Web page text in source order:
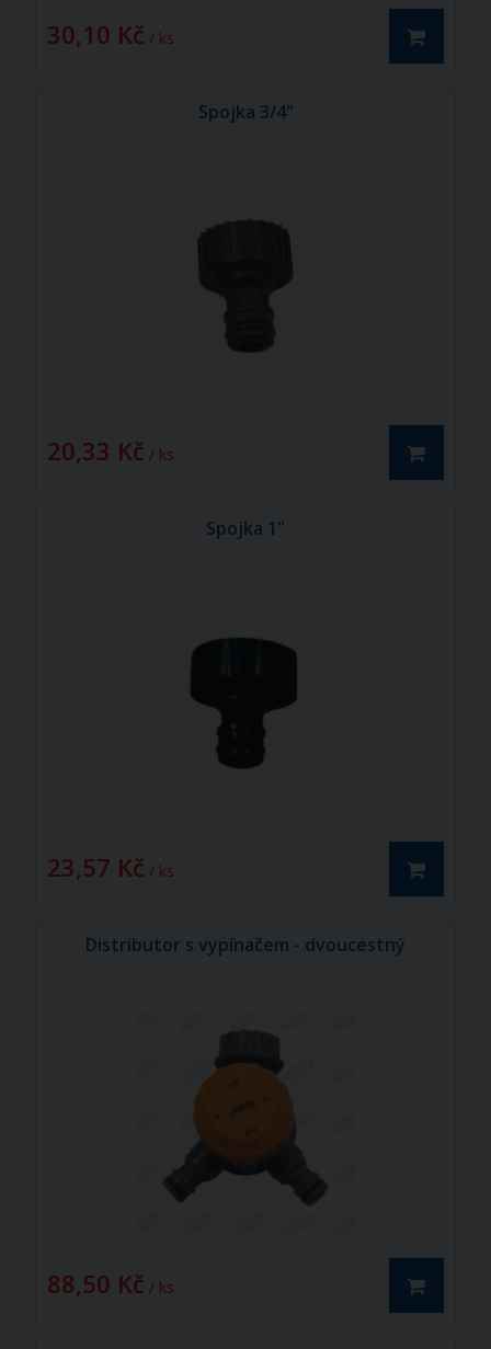
30,10 Kč / ks
Spojka 3/4"
20,33 Kč / ks
Spojka 1"
23,57 Kč / ks
Distributor s vypínačem - dvoucestný
88,50 Kč / ks